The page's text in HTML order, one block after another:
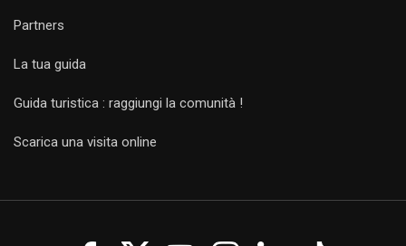
Partners
La tua guida
Guida turistica : raggiungi la comunità !
Scarica una visita online